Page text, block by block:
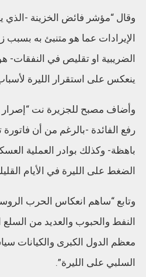
وقال “مؤشر فائض الخزينة -الذي
الإيرادات عما هو متنبئ به بسبب
الضريبية او تقليص في النفقات-
ينعكس على استقرار الليرة
وأضاف مصبح للجزيرة نت “إصرار
رفع الفائدة -بالرغم من أن
باهظة- وكذلك بوادر العملية
الضغط على الليرة في الأيام
وتابع “ساهم انعكاس الحرب
النفط والحبوب والعديد من السلع
معظم الدول الكبرى والكيانات
السلبي على الليرة”.